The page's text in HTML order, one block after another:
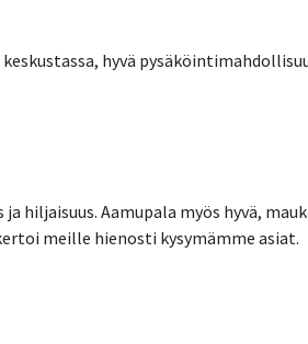
hyvä
hiljaisuus. Aamupala myös hyvä,
meille hienosti kysymämme asiat.